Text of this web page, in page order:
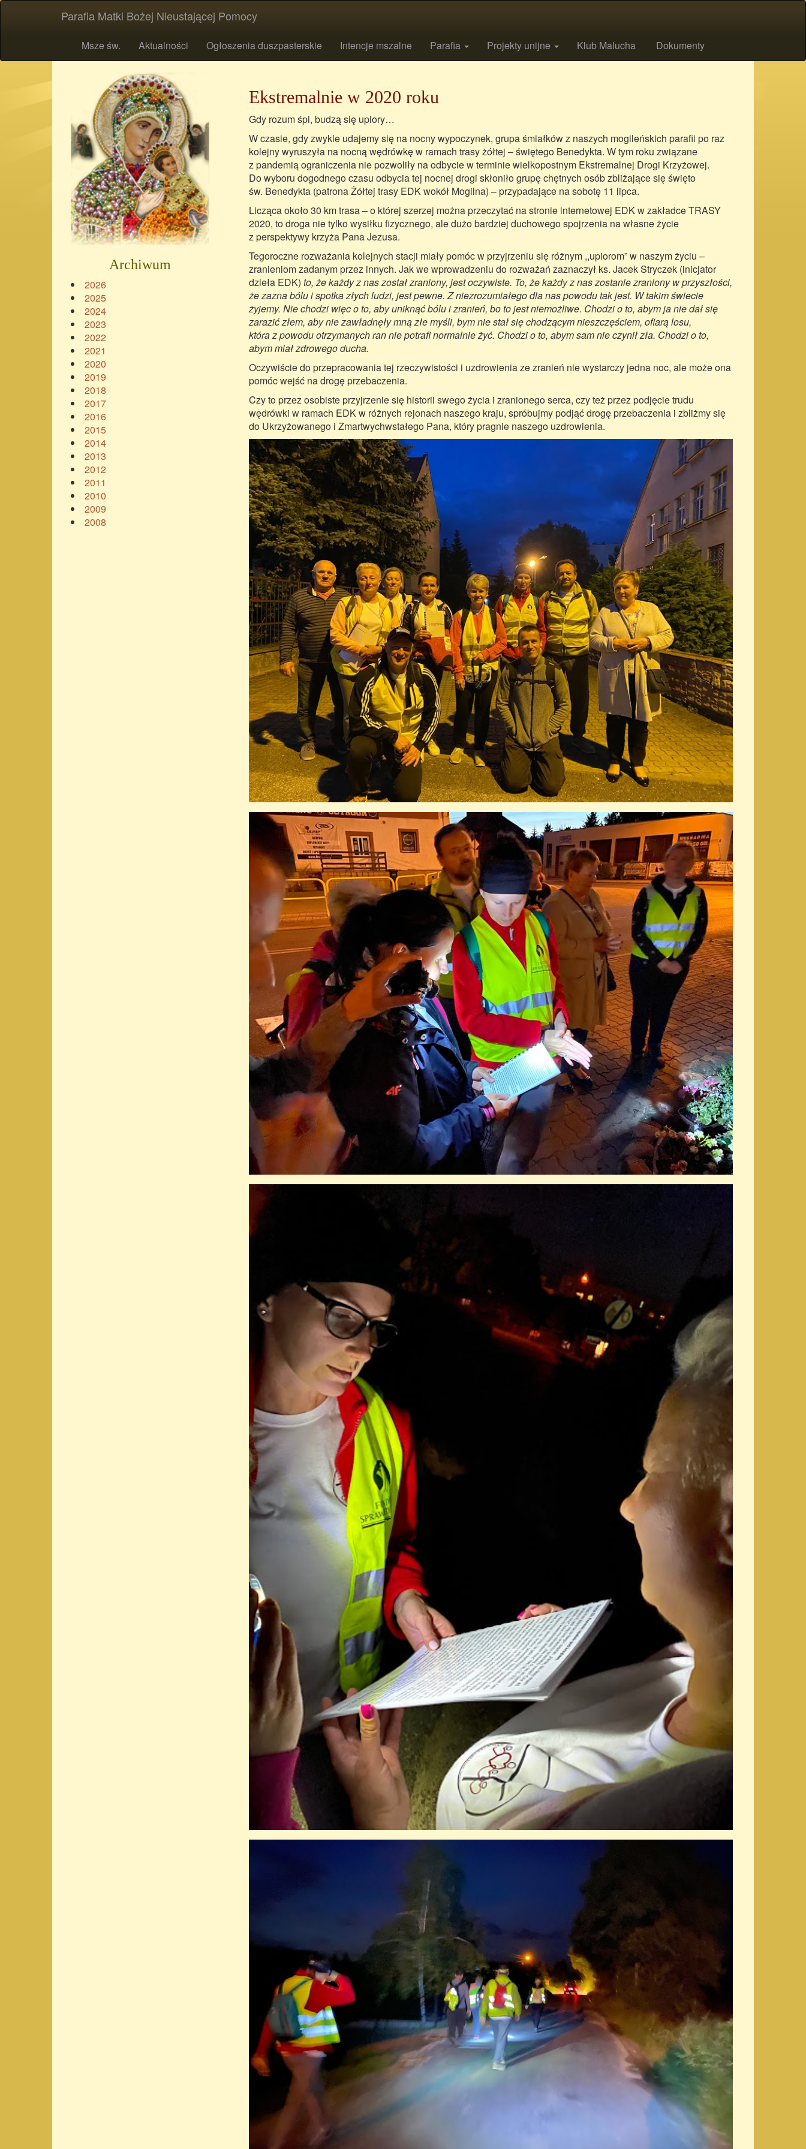
Parafia Matki Bożej Nieustającej Pomocy
Msze św. Aktualności Ogłoszenia duszpasterskie Intencje mszalne Parafia Projekty unijne Klub Malucha Dokumenty
Ekstremalnie w 2020 roku
Gdy rozum śpi, budzą się upiory…
W czasie, gdy zwykle udajemy się na nocny wypoczynek, grupa śmiałków z naszych mogileńskich parafii po raz
kolejny wyruszyła na nocną wędrówkę w ramach trasy żółtej – świętego Benedykta. W tym roku związane
z pandemią ograniczenia nie pozwoliły na odbycie w terminie wielkopostnym Ekstremalnej Drogi Krzyżowej.
Do wyboru dogodnego czasu odbycia tej nocnej drogi skłoniło grupę chętnych osób zbliżające się święto
św. Benedykta (patrona Żółtej trasy EDK wokół Mogilna) – przypadające na sobotę 11 lipca.
Licząca około 30 km trasa – o której szerzej można przeczytać na stronie internetowej EDK w zakładce TRASY
2020, to droga nie tylko wysiłku fizycznego, ale dużo bardziej duchowego spojrzenia na własne życie
z perspektywy krzyża Pana Jezusa.
Tegoroczne rozważania kolejnych stacji miały pomóc w przyjrzeniu się różnym ,,upiorom” w naszym życiu –
zranieniom zadanym przez innych. Jak we wprowadzeniu do rozważań zaznaczył ks. Jacek Stryczek (inicjator
dzieła EDK) to, że każdy z nas został zraniony, jest oczywiste. To, że każdy z nas zostanie zraniony w przyszłości,
że zazna bólu i spotka złych ludzi, jest pewne. Z niezrozumiałego dla nas powodu tak jest. W takim świecie
żyjemy. Nie chodzi więc o to, aby uniknąć bólu i zranień, bo to jest niemożliwe. Chodzi o to, abym ja nie dał się
zarazić złem, aby nie zawładnęły mną złe myśli, bym nie stał się chodzącym nieszczęściem, ofiarą losu,
która z powodu otrzymanych ran nie potrafi normalnie żyć. Chodzi o to, abym sam nie czynił zła. Chodzi o to,
abym miał zdrowego ducha.
Oczywiście do przepracowania tej rzeczywistości i uzdrowienia ze zranień nie wystarczy jedna noc, ale może ona
pomóc wejść na drogę przebaczenia.
Czy to przez osobiste przyjrzenie się historii swego życia i zranionego serca, czy też przez podjęcie trudu
wędrówki w ramach EDK w różnych rejonach naszego kraju, spróbujmy podjąć drogę przebaczenia i zbliżmy się
do Ukrzyżowanego i Zmartwychwstałego Pana, który pragnie naszego uzdrowienia.
Archiwum
2026
2025
2024
2023
2022
2021
2020
2019
2018
2017
2016
2015
2014
2013
2012
2011
2010
2009
2008